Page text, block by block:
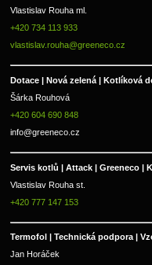
Vlastislav Rouha ml.
+420 734 113 933
vlastislav.rouha@greeneco.cz
Dotace | Nová zelená | Kotlíková
Šárka Rouhová
+420 604 690 848
info@greeneco.cz
Servis kotlů | Attack | Greeneco |
Vlastislav Rouha st.
+420 777 147 153
Termofol | Technická podpora |
Jan Horáček